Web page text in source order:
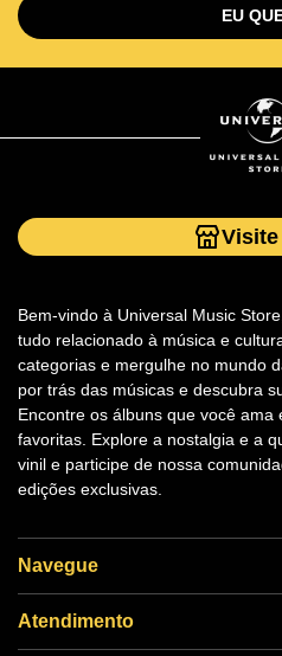
EU
Bem-vindo à Universal Music
tudo relacionado à música e
categorias e mergulhe no mundo
por trás das músicas e descubra
Encontre os álbuns que você
favoritas. Explore a nostalgia e a
vinil e participe de nossa
edições exclusivas.
Navegue
Atendimento